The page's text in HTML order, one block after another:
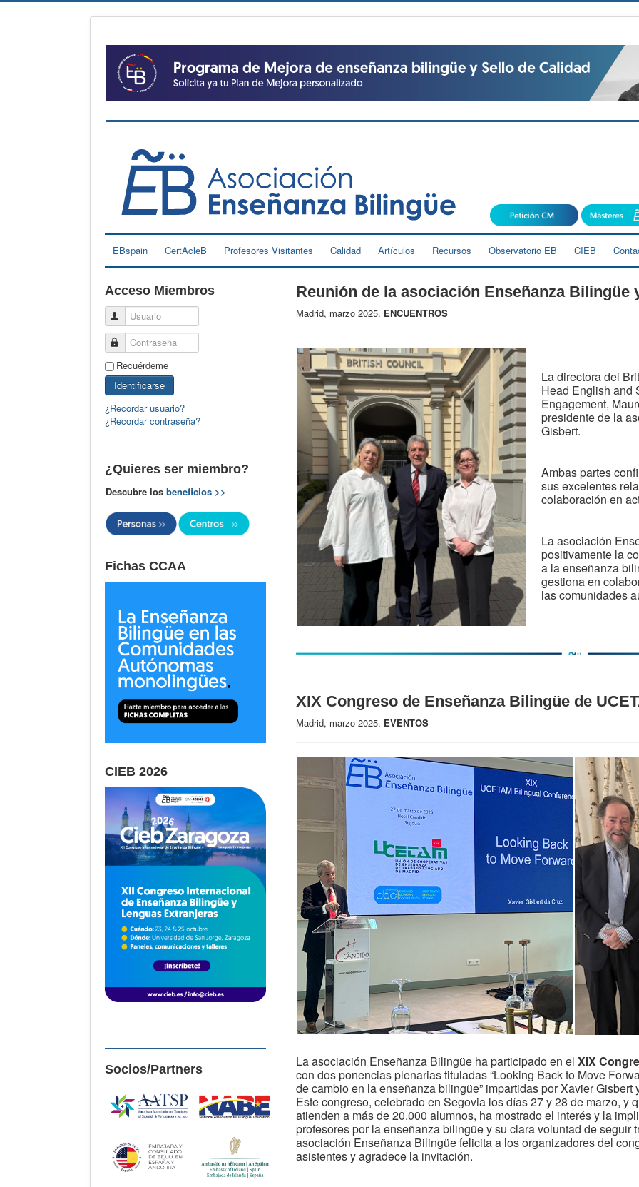
EBspain CertAcleB Profesores Visitantes Calidad Artículos Recursos Observatorio EB CIEB
Acceso Miembros
Usuario
Contraseña
Recuérdeme
Identificarse
¿Recordar usuario?
¿Recordar contraseña?
¿Quieres ser miembro?
Descubre los beneficios >>
Fichas CCAA
CIEB 2026
Socios/Partners
Reunión de la asociación Enseñanza
Madrid, marzo 2025. ENCUENTROS
La directora del
Head English and
Engagement,
presidente de la
Gisbert.
Ambas partes
sus excelentes
colaboración en
La asociación
positivamente la
a la enseñanza
gestiona en
las comunidades
XIX Congreso de Enseñanza Bilingüe de
Madrid, marzo 2025. EVENTOS
La asociación Enseñanza Bilingüe ha participado en elXIX
con dos ponencias plenarias tituladas “Looking Back to Move
de cambio en la enseñanza bilingüe” impartidas por Xavier
Este congreso, celebrado en Segovia los días 27 y 28 de marzo, y
atienden a más de 20.000 alumnos, ha mostrado el interés y la
profesores por la enseñanza bilingüe y su clara voluntad de seguir
asociación Enseñanza Bilingüe felicita a los organizadores del
asistentes y agradece la invitación.